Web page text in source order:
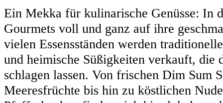
Ein Mekka für kulinarische Genüsse: In
Gourmets voll und ganz auf ihre
vielen Essensständen werden
und heimische Süßigkeiten verkauft, die
schlagen lassen. Von frischen Dim Sum
Meeresfrüchte bis hin zu köstlichen